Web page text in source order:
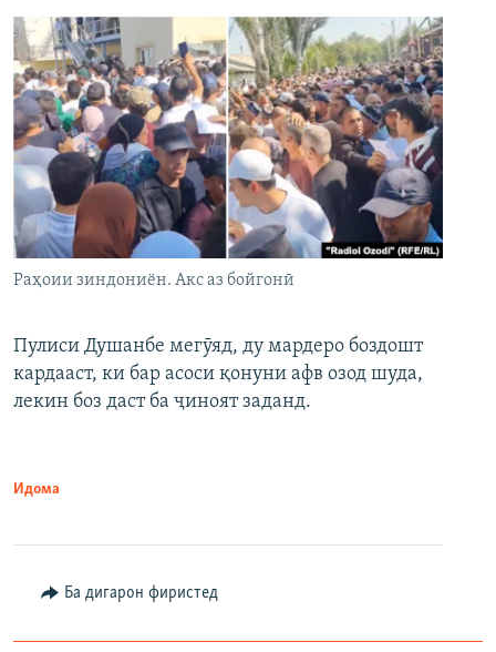
Раҳоии зиндониён. Акс аз бойгонӣ
Пулиси Душанбе мегӯяд, ду мардеро боздошт
кардааст, ки бар асоси қонуни афв озод шуда,
лекин боз даст ба ҷиноят заданд.
Идома
Ба дигарон фиристед